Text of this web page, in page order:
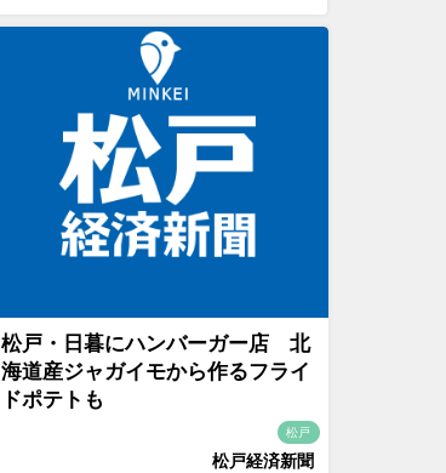
松戸・日暮にハンバーガー店 北
海道産ジャガイモから作るフライ
ドポテトも
松戸
松戸経済新聞